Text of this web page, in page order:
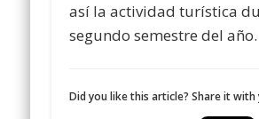
así la actividad turística
segundo semestre del año.
Did you like this article? Share it